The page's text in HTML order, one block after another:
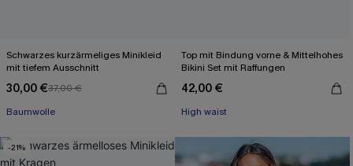
Schwarzes kurzärmeliges Minikleid
mit tiefem Ausschnitt
30,00 €37,00 €
Baumwolle
Top mit Bindung vorne & Mittelhohes
Bikini Set mit Raffungen
42,00 €
High waist
-21%